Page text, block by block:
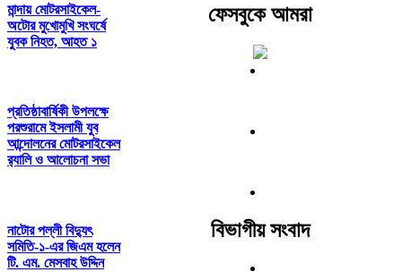
মান্দায় মোটরসাইকেল-
অটোর মুখোমুখি সংঘর্ষে
যুবক নিহত, আহত ১
প্রতিষ্ঠাবার্ষিকী উপলক্ষে
পরশুরামে ইসলামী যুব
আন্দোলনের মোটরসাইকেল
র‌্যালি ও আলোচনা সভা
নাটোর পল্লী বিদ্যুৎ
সমিতি-১-এর জিএম হলেন
টি. এম. মেসবাহ উদ্দিন
ফেসবুকে আমরা
বিভাগীয় সংবাদ